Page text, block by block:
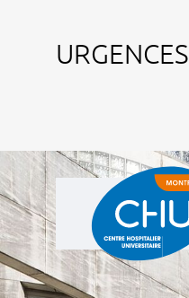
URGENCES